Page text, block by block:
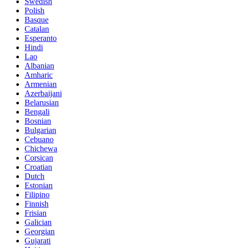
Polish
Basque
Catalan
Esperanto
Hindi
Lao
Albanian
Amharic
Armenian
Azerbaijani
Belarusian
Bengali
Bosnian
Bulgarian
Cebuano
Chichewa
Corsican
Croatian
Dutch
Estonian
Filipino
Finnish
Frisian
Galician
Georgian
Gujarati